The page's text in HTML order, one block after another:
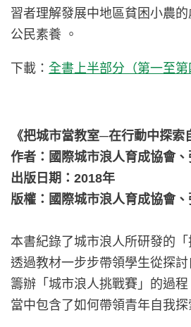
習者理解發展中地區貧困小農
公民素養 。
下載： 全書上半部分（第一至第
《把城市當教室─在行動中探索
作者：國際城市浪人育成協會
出版日期：2018年
版權：國際城市浪人育成協會
本書紀錄了城市浪人所研發的
透過教材一步步帶領學生從探
籌辦「城市浪人挑戰賽」的過程
當中包含了如何帶領青年自我